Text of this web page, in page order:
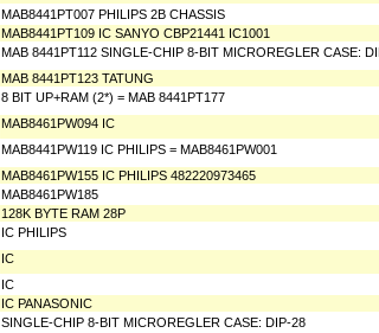
MAB8441PT007 PHILIPS 2B CHASSIS
MAB8441PT109 IC SANYO CBP21441 IC1001
MAB 8441PT112 SINGLE-CHIP 8-BIT MICROREGLER CASE:
MAB 8441PT123 TATUNG
8 BIT UP+RAM (2*) = MAB 8441PT177
MAB8461PW094 IC
MAB8441PW119 IC PHILIPS = MAB8461PW001
MAB8461PW155 IC PHILIPS 482220973465
MAB8461PW185
128K BYTE RAM 28P
IC PHILIPS
IC
IC
IC PANASONIC
SINGLE-CHIP 8-BIT MICROREGLER CASE: DIP-28